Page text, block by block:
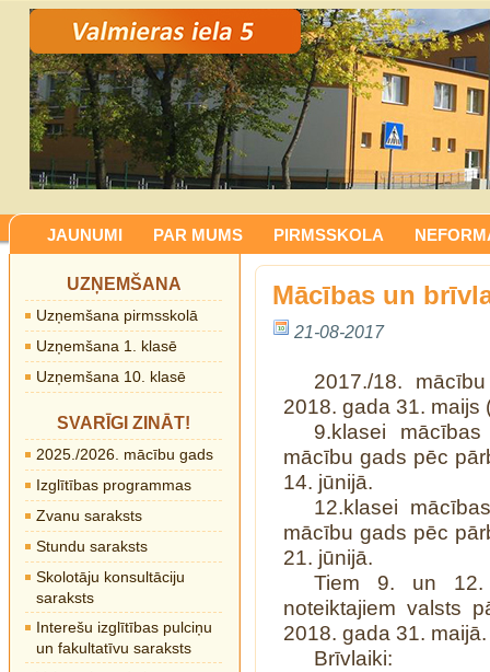
JAUNUMI PAR MUMS PIRMSSKOLA
UZŅEMŠANA
Uzņemšana pirmsskolā
Uzņemšana 1. klasē
Uzņemšana 10. klasē
SVARĪGI ZINĀT!
2025./2026. mācību gads
Izglītības programmas
Zvanu saraksts
Stundu saraksts
Skolotāju konsultāciju
saraksts
Interešu izglītības pulciņu
un fakultatīvu saraksts
Mācības un
21-08-2017
2017./18.
2018. gada 31. maijs
9.klasei
mācību gads pēc
14. jūnijā.
12.klasei
mācību gads pēc
21. jūnijā.
Tiem 9. un 12.
noteiktajiem valsts
2018. gada 31. maijā.
Brīvlaiki: